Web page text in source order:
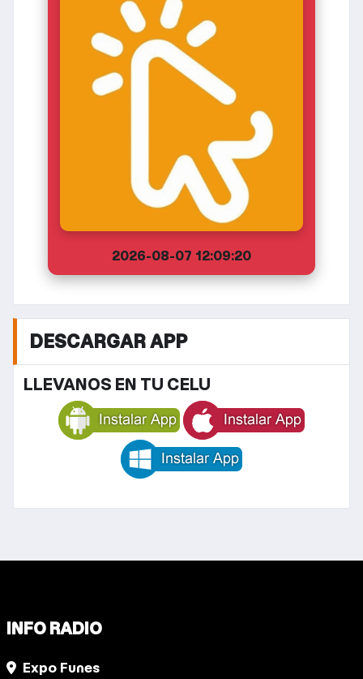
2026-08-07 12:09:20
DESCARGAR APP
LLEVANOS EN TU CELU
INFO RADIO
Expo Funes